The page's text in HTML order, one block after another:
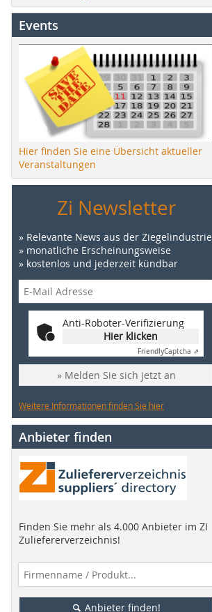
Events
Hier finden Sie eine Übersicht aktueller
Veranstaltungen
Zi Newsletter
» Relevante News aus der Ziegelindustrie
» monatliche Erscheinungsweise
» kostenlos und jederzeit kündbar
Anti-Roboter-Verifizierung
Hier klicken
FriendlyCaptcha ⇗
» Melden Sie sich jetzt an
Weitere Informationen finden Sie hier
Anbieter finden
Finden Sie mehr als 4.000 Anbieter im ZI
Zuliefererverzeichnis!
Anbieter finden!